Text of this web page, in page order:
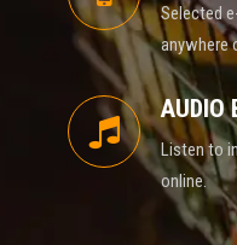
Selected
anywhere
AUDIO
Listen to
online.